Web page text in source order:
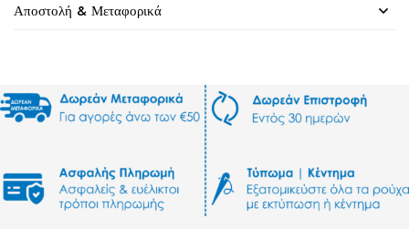
Αποστολή & Μεταφορικά